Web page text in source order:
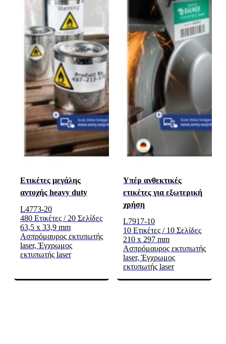
Ετικέτες μεγάλης
αντοχής heavy duty
L4773-20
480 Ετικέτες / 20 Σελίδες
63,5 x 33,9 mm
Ασπρόμαυρος εκτυπωτής
laser, Έγχρωμος
εκτυπωτής laser
Υπέρ ανθεκτικές
ετικέτες για εξωτερική
χρήση
L7917-10
10 Ετικέτες / 10 Σελίδες
210 x 297 mm
Ασπρόμαυρος εκτυπωτής
laser, Έγχρωμος
εκτυπωτής laser